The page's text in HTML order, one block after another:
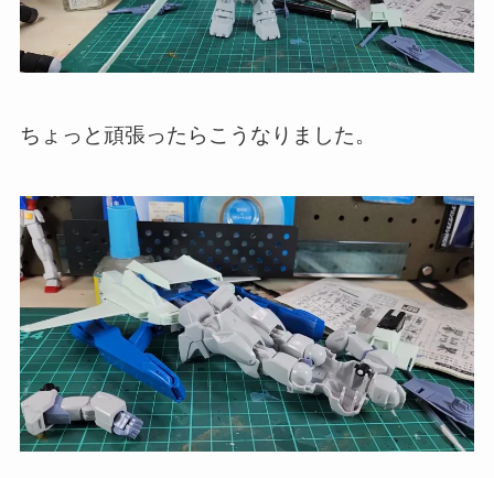
ちょっと頑張ったらこうなりました。